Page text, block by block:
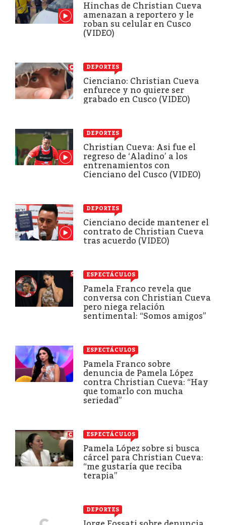
Hinchas de Christian Cueva
amenazan a reportero y le
roban su celular en Cusco
(VIDEO)
DEPORTES
Cienciano: Christian Cueva
enfurece y no quiere ser
grabado en Cusco (VIDEO)
DEPORTES
Christian Cueva: Asi fue el
regreso de ‘Aladino’ a los
entrenamientos con
Cienciano del Cusco (VIDEO)
DEPORTES
Cienciano decide mantener el
contrato de Christian Cueva
tras acuerdo (VIDEO)
ESPECTÁCULOS
Pamela Franco revela que
conversa con Christian Cueva
pero niega relación
sentimental: “Somos amigos”
ESPECTÁCULOS
Pamela Franco sobre
denuncia de Pamela López
contra Christian Cueva: “Hay
que tomarlo con mucha
seriedad”
ESPECTÁCULOS
Pamela López sobre si busca
cárcel para Christian Cueva:
“me gustaría que reciba
terapia”
DEPORTES